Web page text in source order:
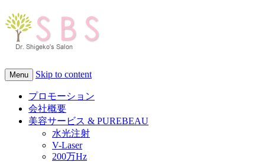
Menu Skip to content
プロモーション
会社概要
美容サービス & PUREBEAU
水光注射
V-Laser
200万Hz